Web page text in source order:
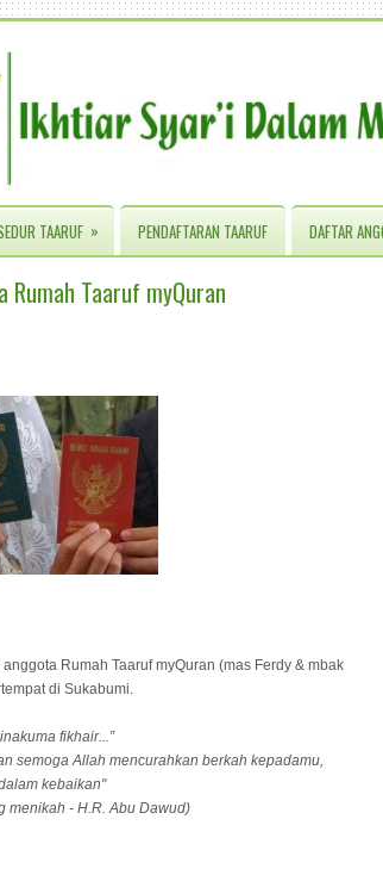
TAARUF » PENDAFTARAN TAARUF DAFTAR
Rumah Taaruf myQuran
Rumah Taaruf myQuran (mas Ferdy & mbak
di Sukabumi.
fikhair...”
semoga Allah mencurahkan berkah kepadamu,
kebaikan"
menikah - H.R. Abu Dawud)